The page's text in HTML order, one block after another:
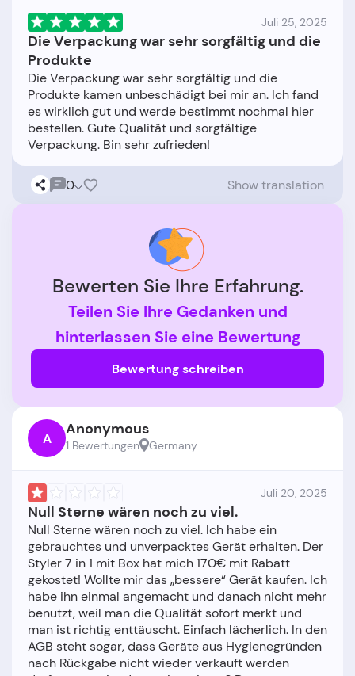
Juli 25, 2025
Die Verpackung war sehr sorgfältig und die
Produkte
Die Verpackung war sehr sorgfältig und die
Produkte kamen unbeschädigt bei mir an. Ich fand
es wirklich gut und werde bestimmt nochmal hier
bestellen. Gute Qualität und sorgfältige
0 Show translation
Bewerten Sie Ihre Erfahrung.
Teilen Sie Ihre Gedanken und
hinterlassen Sie eine Bewertung
Bewertung schreiben
A Anonymous
1 Bewertungen Germany
Juli 20, 2025
Null Sterne wären noch zu viel.
Null Sterne wären noch zu viel. Ich habe ein
gebrauchtes und unverpacktes Gerät erhalten. Der
Styler 7 in 1 mit Box hat mich 170€ mit Rabatt
gekostet! Wollte mir das „bessere“ Gerät kaufen. Ich
habe ihn einmal angemacht und danach nicht mehr
benutzt, weil man die Qualität sofort merkt und
man ist richtig enttäuscht. Einfach lächerlich. In den
AGB steht sogar, dass Geräte aus Hygienegründen
nach Rückgabe nicht wieder verkauft werden